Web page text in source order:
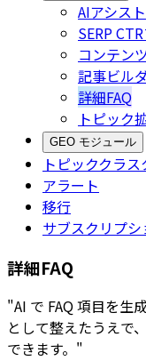
AIアシスト
SERP
コンテン
記事ビル
詳細FAQ
トピック
GEO モジュール
トピッククラス
アラート
移行
サブスクリプシ
詳細FAQ
"AI で FAQ 項目を生
として整えたうえで
できます。"